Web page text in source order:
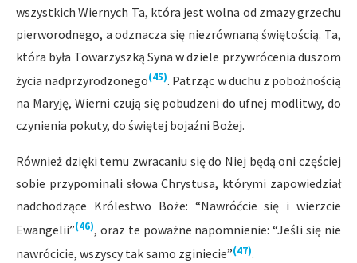
wszystkich Wiernych Ta, która jest wolna od zmazy grzechu
pierworodnego, a odznacza się niezrównaną świętością. Ta,
która była Towarzyszką Syna w dziele przywrócenia duszom
życia nadprzyrodzonego(45). Patrząc w duchu z pobożnością
na Maryję, Wierni czują się pobudzeni do ufnej modlitwy, do
czynienia pokuty, do świętej bojaźni Bożej.
Również dzięki temu zwracaniu się do Niej będą oni częściej
sobie przypominali słowa Chrystusa, którymi zapowiedział
nadchodzące Królestwo Boże: “Nawróćcie się i wierzcie
Ewangelii”(46), oraz te poważne napomnienie: “Jeśli się nie
nawrócicie, wszyscy tak samo zginiecie”(47).